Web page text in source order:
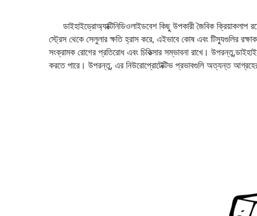
ডাইহাইড্রোঅ্যাক্টিনিডিওলাইডবেশ কিছু উপকারী জৈবিক ক্রিয়াকলাপ
স্ট্রেস থেকে সেলুলার ক্ষতি হ্রাস করে, এইভাবে কোষ এবং টিস্যুগুলির
সংক্রামক রোগের প্রতিরোধ এবং চিকিত্সার সম্ভাবনা রাখে। উপরন্তু,
করতে পারে। উপরন্তু, এর নিউরোপ্রোটেক্টিভ প্রভাবগুলি অত্যন্ত আগ্রহের